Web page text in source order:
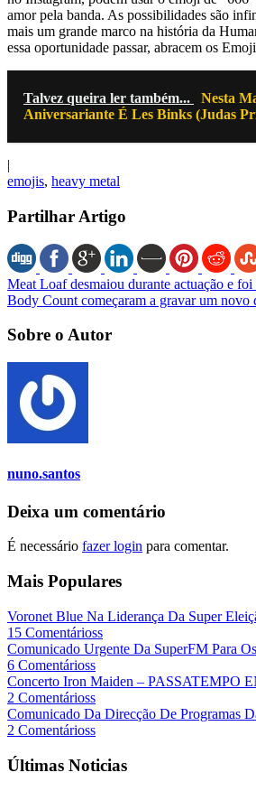
amor pela banda. As possibilidades são
mais um grande marco na história da
essa oportunidade passar, abracem os
Talvez queira ler também...
Nesta
Aniversariante É Les Binks (Judas
|
emojis, heavy metal
Partilhar Artigo
Meat Loaf desmaiou durante actuação e
Body Count começaram a gravar um novo
Sobre o Autor
nuno.santos
Deixa um comentário
É necessário fazer login para comentar.
Mais Populares
Voronet Blue Na Liderança Da Super
15 Comentárioss
Comunicado Urgente Da SuperFM Para
6 Comentárioss
Concerto Iron Maiden – PASSATEMPO
2 Comentárioss
Comunicado Da Direcção De Programas
2 Comentárioss
Últimas Noticias